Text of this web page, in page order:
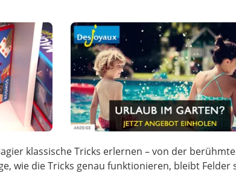
klassische Tricks erlernen – von der
wie die Tricks genau funktionieren, bleibt